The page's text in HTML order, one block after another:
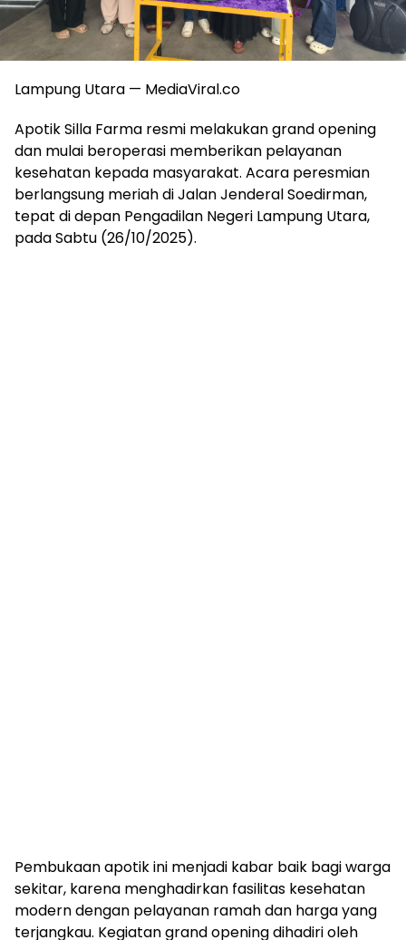
Lampung Utara — MediaViral.co
Apotik Silla Farma resmi melakukan grand opening
dan mulai beroperasi memberikan pelayanan
kesehatan kepada masyarakat. Acara peresmian
berlangsung meriah di Jalan Jenderal Soedirman,
tepat di depan Pengadilan Negeri Lampung Utara,
pada Sabtu (26/10/2025).
Pembukaan apotik ini menjadi kabar baik bagi warga
sekitar, karena menghadirkan fasilitas kesehatan
modern dengan pelayanan ramah dan harga yang
terjangkau. Kegiatan grand opening dihadiri oleh